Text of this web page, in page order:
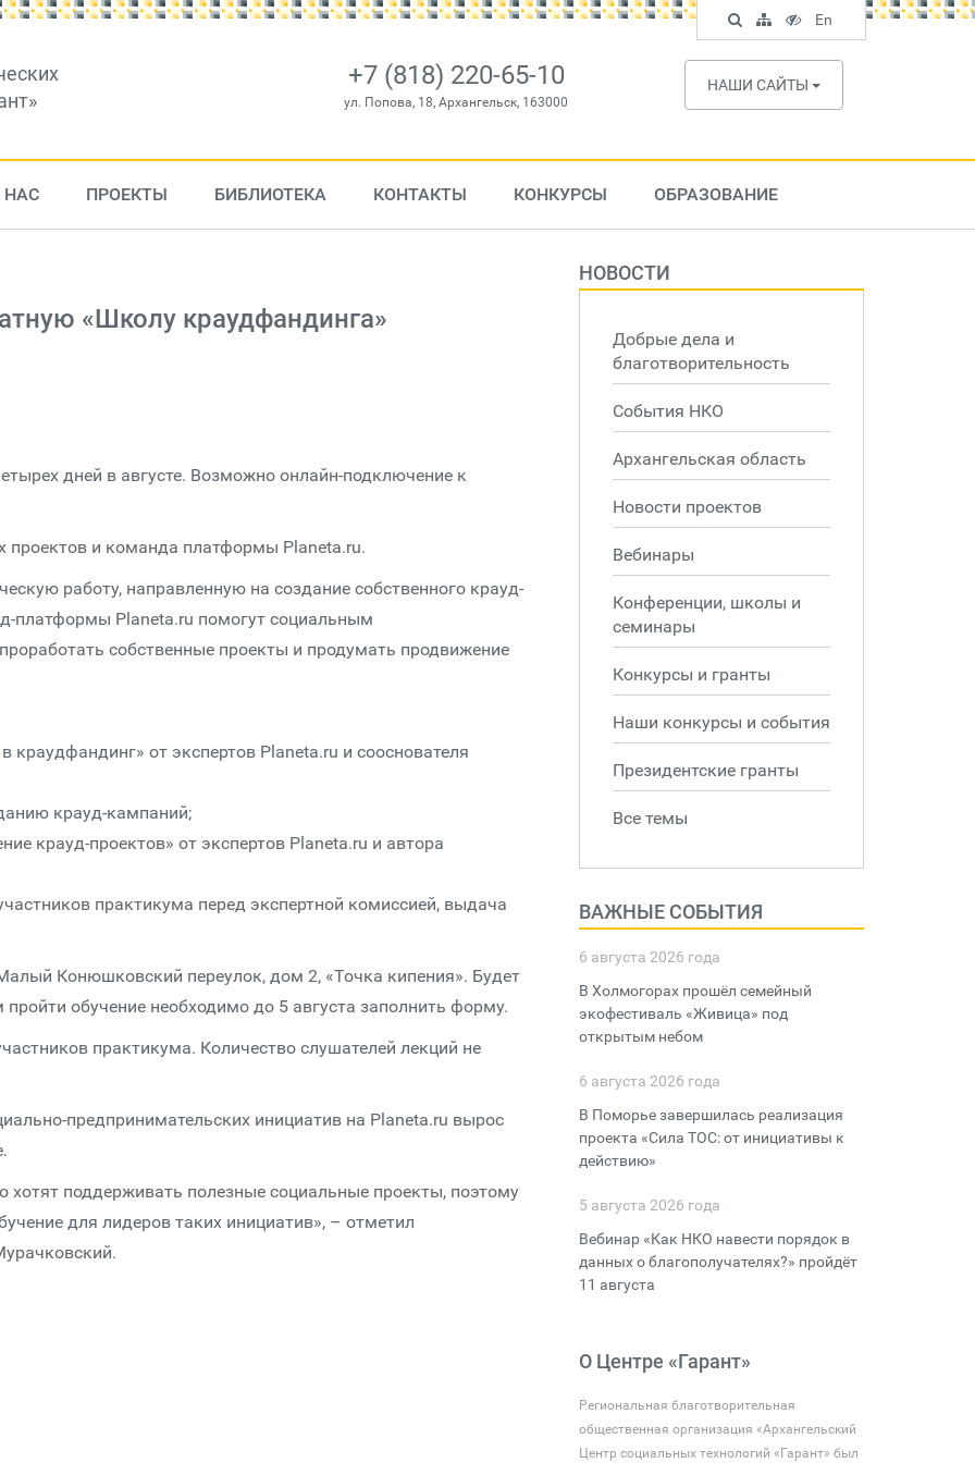
+7 (818) 220-65-10
ул. Попова, 18, Архангельск, 163000
НАШИ САЙТЫ
НАС ПРОЕКТЫ БИБЛИОТЕКА КОНТАКТЫ КОНКУРСЫ ОБРАЗОВАНИЕ
«Школу краудфандинга»
дней в августе. Возможно онлайн-подключение к
и команда платформы Planeta.ru.
работу, направленную на создание собственного крауд-
платформы Planeta.ru помогут социальным
собственные проекты и продумать продвижение
краудфандинг» от экспертов Planeta.ru и сооснователя
крауд-кампаний;
крауд-проектов» от экспертов Planeta.ru и автора
практикума перед экспертной комиссией, выдача
Конюшковский переулок, дом 2, «Точка кипения». Будет
обучение необходимо до 5 августа заполнить форму.
практикума. Количество слушателей лекций не
предпринимательских инициатив на Planeta.ru вырос
поддерживать полезные социальные проекты, поэтому
для лидеров таких инициатив», – отметил
НОВОСТИ
Добрые дела и
благотворительность
События НКО
Архангельская область
Новости проектов
Вебинары
Конференции, школы и
семинары
Конкурсы и гранты
Наши конкурсы и события
Президентские гранты
Все темы
ВАЖНЫЕ СОБЫТИЯ
6 августа 2026 года
В Холмогорах прошёл семейный
экофестиваль «Живица» под
открытым небом
6 августа 2026 года
В Поморье завершилась реализация
проекта «Сила ТОС: от инициативы к
действию»
5 августа 2026 года
Вебинар «Как НКО навести порядок в
данных о благополучателях?» пройдёт
11 августа
О Центре «Гарант»
Региональная благотворительная
общественная организация «Архангельский
Центр социальных технологий «Гарант» был
Поиск
по
сайту
Карта
сайта
Версия
для
слабовидящих
En
English